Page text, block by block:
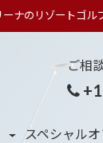
ナのリゾートゴル
ご相
スペシャル